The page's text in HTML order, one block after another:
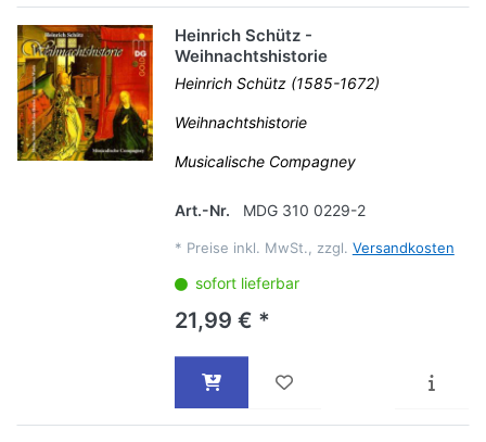
Heinrich Schütz -
Weihnachtshistorie
Heinrich Schütz (1585-1672)
Weihnachtshistorie
Musicalische Compagney
Art.-Nr. MDG 310 0229-2
* Preise inkl. MwSt., zzgl. Versandkosten
sofort lieferbar
21,99 € *